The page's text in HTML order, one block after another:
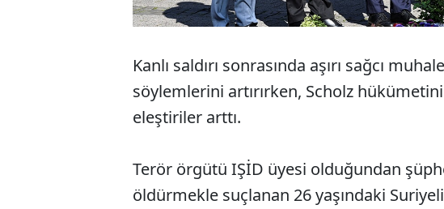
Kanlı saldırı sonrasında aşırı sağcı
söylemlerini artırırken, Scholz
eleştiriler arttı.
Terör örgütü IŞİD üyesi olduğundan
öldürmekle suçlanan 26 yaşındaki